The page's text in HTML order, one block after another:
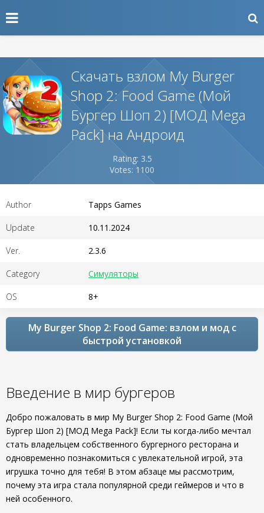
Скачать взлом My Burger
Shop 2: Food Game (Мой
Бургер Шоп 2) [МОД Mega
Pack] на Андроид
Rating: 3.5
Votes: 1100
Author Tapps Games
Update 10.11.2024
Ver. 2.3.6
Category Симуляторы
OS 8+
My Burger Shop 2: Food Game: взлом и мод с
быстрой установкой
Введение в мир бургеров
Добро пожаловать в мир My Burger Shop 2: Food Game (Мой
Бургер Шоп 2) [МОД Mega Pack]! Если ты когда-либо мечтал
стать владельцем собственного бургерного ресторана и
одновременно познакомиться с увлекательной игрой, эта
игрушка точно для тебя! В этом абзаце мы рассмотрим,
почему эта игра стала популярной среди геймеров и что в
ней особенного.